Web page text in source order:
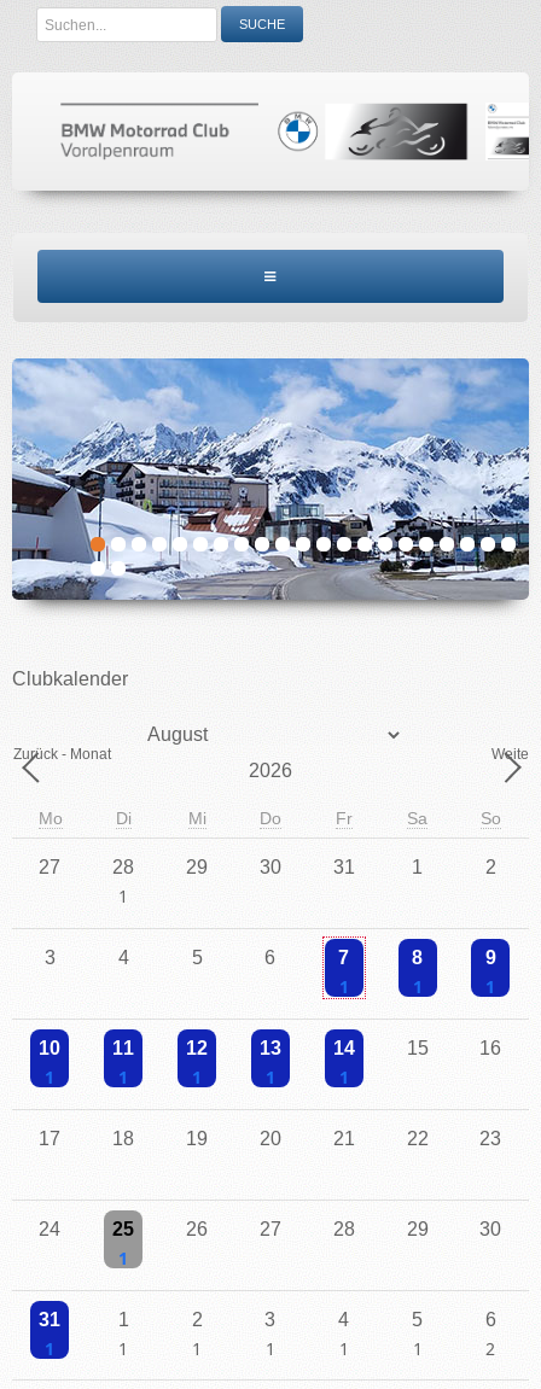
Search
...
SUCHE
CLUBINFO
TERMINE
ACCESSORIES
KONTAKT
IMPRESSUM
Clubkalender
Zurück - Monat
Monat
Weiter
Mo Di Mi Do Fr Sa So
27 28 29 30 31 1 2
3 4 5 6 7
Einzelne Veranstaltung
8 9
10 11 12 13 14 15 16
17 18 19 20 21 22 23
24 25 26 27 28 29 30
31 1 2 3 4 5 6